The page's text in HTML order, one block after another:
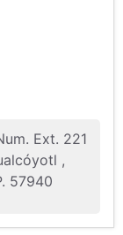
Ext. 221
,
57940